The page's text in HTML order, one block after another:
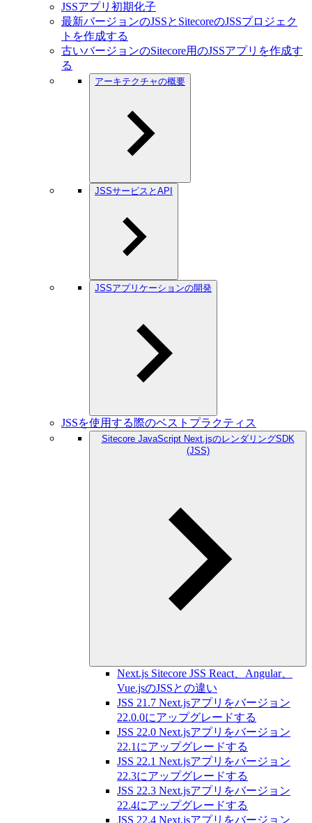
JSSアプリ初期化子
最新バージョンのJSSとSitecoreのJSSプロジェク
トを作成する
古いバージョンのSitecore用のJSSアプリを作成す
る
アーキテクチャの概要
JSSサービスとAPI
JSSアプリケーションの開発
JSSを使用する際のベストプラクティス
Sitecore JavaScript Next.jsのレンダリングSDK
(JSS)
Next.js Sitecore JSS React、Angular、
Vue.jsのJSSとの違い
JSS 21.7 Next.jsアプリをバージョン
22.0.0にアップグレードする
JSS 22.0 Next.jsアプリをバージョン
22.1にアップグレードする
JSS 22.1 Next.jsアプリをバージョン
22.3にアップグレードする
JSS 22.3 Next.jsアプリをバージョン
22.4にアップグレードする
JSS 22.4 Next.jsアプリをバージョン